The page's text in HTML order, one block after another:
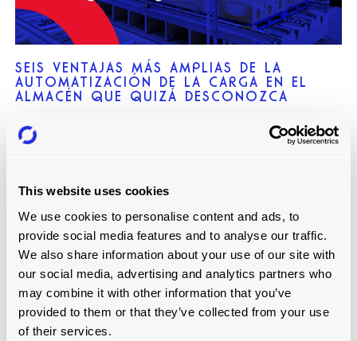
This website uses cookies
We use cookies to personalise content and ads, to
provide social media features and to analyse our traffic.
We also share information about your use of our site with
our social media, advertising and analytics partners who
may combine it with other information that you’ve
provided to them or that they’ve collected from your use
of their services.
SEIS VENTAJAS MÁS AMPLIAS DE LA
AUTOMATIZACIÓN DE LA CARGA EN EL
ALMACÉN QUE QUIZÁ DESCONOZCA
Leer más